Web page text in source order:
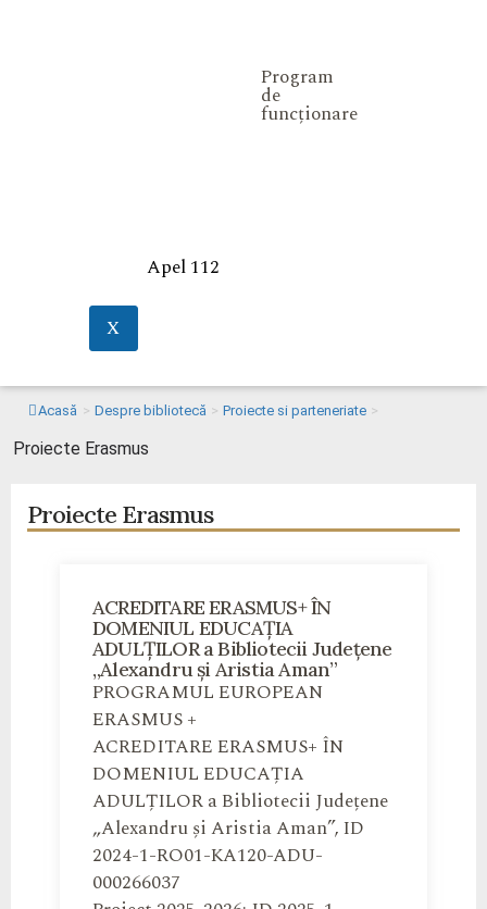
Program
de
funcționare
Apel 112
X
Acasă > Despre bibliotecă > Proiecte si parteneriate >
Proiecte Erasmus
Proiecte Erasmus
ACREDITARE ERASMUS+ ÎN
DOMENIUL EDUCAȚIA
ADULȚILOR a Bibliotecii Județene
„Alexandru și Aristia Aman”
PROGRAMUL EUROPEAN
ERASMUS +
ACREDITARE ERASMUS+ ÎN
DOMENIUL EDUCAȚIA
ADULȚILOR a Bibliotecii Județene
„Alexandru și Aristia Aman”, ID
2024-1-RO01-KA120-ADU-
000266037